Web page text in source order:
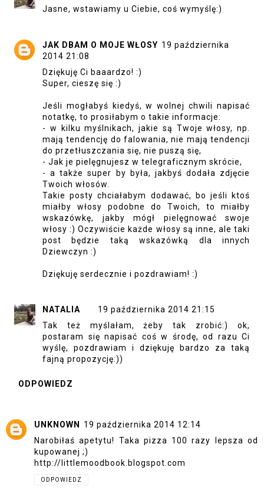
Jasne, wstawiamy u Ciebie, coś wymyślę:)
JAK DBAM O MOJE WŁOSY 19 października
2014 21:08
Dziękuję Ci baaardzo! :)
Super, cieszę się :)
Jeśli mogłabyś kiedyś, w wolnej chwili napisać
notatkę, to prosiłabym o takie informacje:
- w kilku myślnikach, jakie są Twoje włosy, np.
mają tendencję do falowania, nie mają tendencji
do przetłuszczania się, nie puszą się,
- Jak je pielęgnujesz w telegraficznym skrócie,
- a także super by była, jakbyś dodała zdjęcie
Twoich włosów.
Takie posty chciałabym dodawać, bo jeśli ktoś
miałby włosy podobne do Twoich, to miałby
wskazówkę, jakby mógł pielęgnować swoje
włosy :) Oczywiście każde włosy są inne, ale taki
post będzie taką wskazówką dla innych
Dziewczyn :)
Dziękuję serdecznie i pozdrawiam! :)
NATALIA
19 października 2014 21:15
Tak też myślałam, żeby tak zrobić:) ok,
postaram się napisać coś w środę, od razu Ci
wyślę, pozdrawiam i dziękuję bardzo za taką
fajną propozycję:))
ODPOWIEDZ
UNKNOWN
19 października 2014 12:14
Narobiłaś apetytu! Taka pizza 100 razy lepsza od
kupowanej ;)
http://littlemoodbook.blogspot.com
ODPOWIEDZ